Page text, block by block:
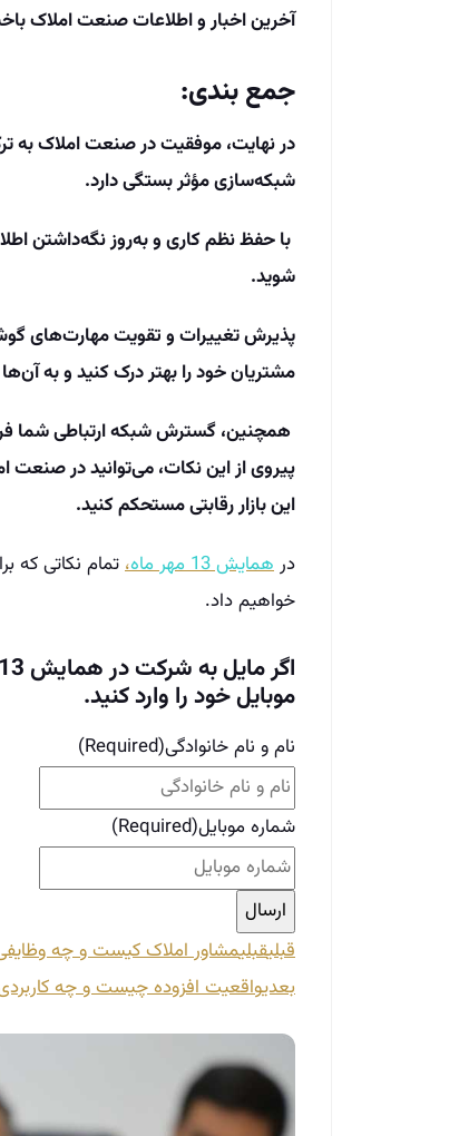
آخرین اخبار و اطلاعات صنعت املاک
جمع بندی:
در نهایت، موفقیت در صنعت املاک به
شبکه‌سازی مؤثر بستگی دارد.
با حفظ نظم کاری و به‌روز نگه‌داشتن
شوید.
پذیرش تغییرات و تقویت مهارت‌های
مشتریان خود را بهتر درک کنید و به
همچنین، گسترش شبکه ارتباطی شما
پیروی از این نکات، می‌توانید در
این بازار رقابتی مستحکم کنید.
در همایش 13 مهر ماه ،تمام نکاتی که
خواهیم داد.
موبایل خود را وارد کنید.
نام و نام خانوادگی(Required)
شماره موبایل(Required)
قبلیقبلیمشاور املاک کیست و چه وظایفی دارد؟ 5
بعدیواقعیت افزوده چیست و چه